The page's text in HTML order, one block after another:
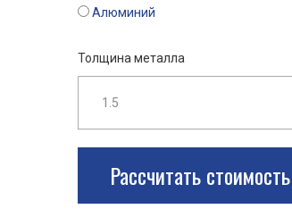
Алюминий
Толщина металла
Рассчитать